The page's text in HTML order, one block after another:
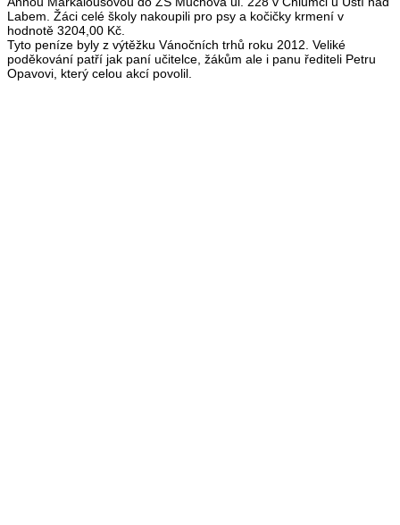
Labem. Žáci celé školy nakoupili pro psy a kočičky krmení v
hodnotě 3204,00 Kč.
Tyto peníze byly z výtěžku Vánočních trhů roku 2012. Veliké
poděkování patří jak paní učitelce, žákům ale i panu řediteli Petru
Opavovi, který celou akcí povolil.